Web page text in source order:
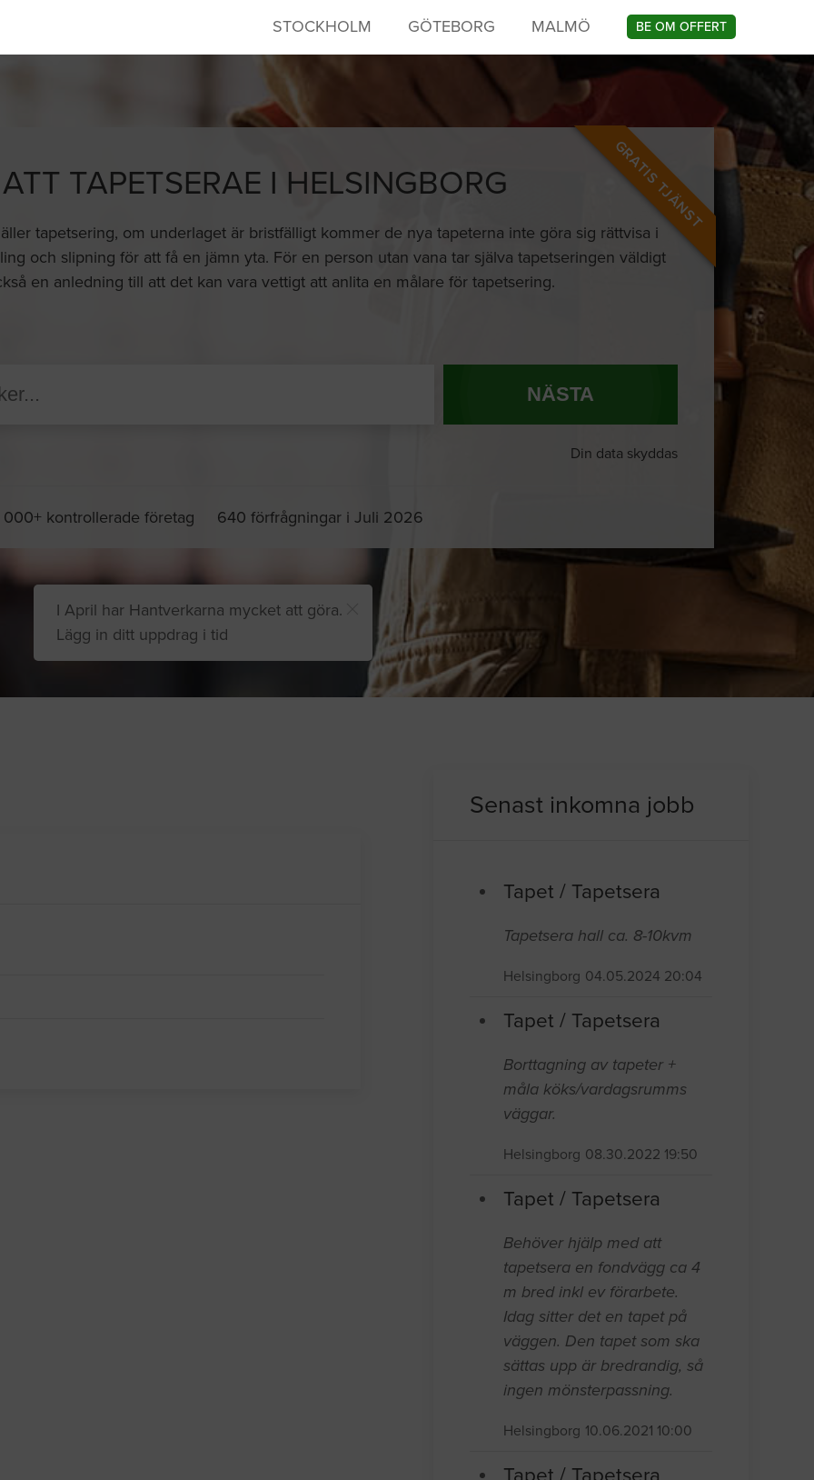
STOCKHOLM GÖTEBORG MALMÖ BE OM OFFERT
GRATIS TJÄNST
TAPETSERAE I HELSINGBORG
tapetsering, om underlaget är bristfälligt kommer de nya tapeterna inte göra sig rättvisa i
och slipning för att få en jämn yta. För en person utan vana tar själva tapetseringen väldigt
en anledning till att det kan vara vettigt att anlita en målare för tapetsering.
NÄSTA
Din data skyddas
000+ kontrollerade företag 640 förfrågningar i Juli 2026
I April har Hantverkarna mycket att göra.
Lägg in ditt uppdrag i tid
Du och
proffshjälp just nu
Senast inkomna jobb
Tapet / Tapetsera
Tapetsera hall ca. 8-10kvm
Helsingborg 04.05.2024 20:04
Tapet / Tapetsera
Borttagning av tapeter +
måla köks/vardagsrumms
väggar.
Helsingborg 08.30.2022 19:50
Tapet / Tapetsera
Behöver hjälp med att
tapetsera en fondvägg ca 4
m bred inkl ev förarbete.
Idag sitter det en tapet på
väggen. Den tapet som ska
sättas upp är bredrandig, så
ingen mönsterpassning.
Helsingborg 10.06.2021 10:00